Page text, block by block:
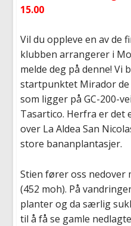
15.00
Vil du oppleve en av de
klubben arrangerer i
melde deg på denne! Vi
startpunktet Mirador de
som ligger på GC-200-
Tasartico. Herfra er
over La Aldea San
store bananplantasjer.
Stien fører oss nedover
(452 moh). På
planter og da særlig
til å få se gamle